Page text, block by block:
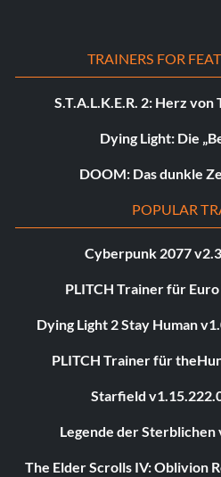
TRAINERS FOR
S.T.A.L.K.E.R. 2: Herz
Dying Light: Die
DOOM: Das dunkle
POPULAR
Cyberpunk 2077
PLITCH Trainer für
Dying Light 2 Stay Human
PLITCH Trainer für
Starfield
Legende der Sterblichen
The Elder Scrolls IV: Oblivion